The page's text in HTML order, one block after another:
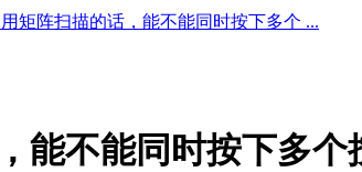
矩阵扫描的话，能不能同时按下多个 ...
不能同时按下多个